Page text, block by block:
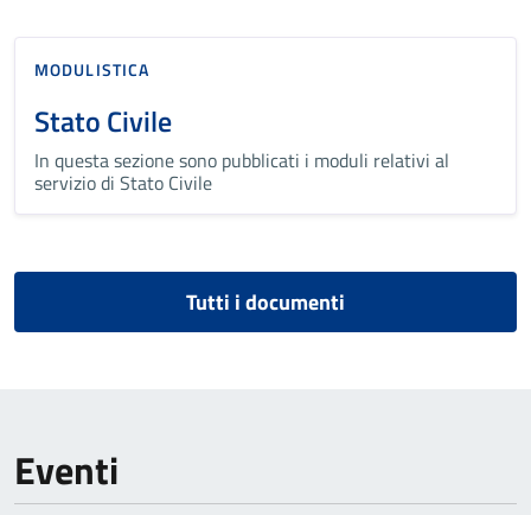
MODULISTICA
Stato Civile
In questa sezione sono pubblicati i moduli relativi al
servizio di Stato Civile
Tutti i documenti
Eventi